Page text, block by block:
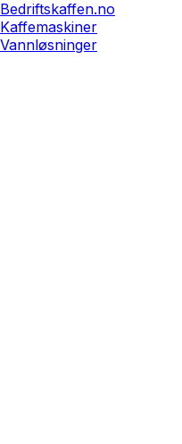
Bedriftskaffen.no
Kaffemaskiner
Vannløsninger